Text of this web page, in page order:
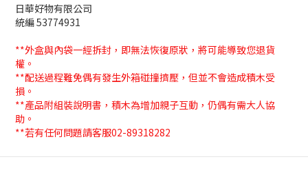
日華好物有限公司
統編 53774931
**外盒與內袋一經拆封，即無法恢復原狀，將可能導致您退貨
權。
**配送過程難免偶有發生外箱碰撞擠壓，但並不會造成積木受
損。
**產品附組裝說明書，積木為增加親子互動，仍偶有需大人協
助。
**若有任何問題請客服02-89318282